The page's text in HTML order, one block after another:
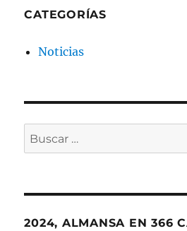
CATEGORÍAS
Noticias
Buscar
por:
2024, ALMANSA EN 366